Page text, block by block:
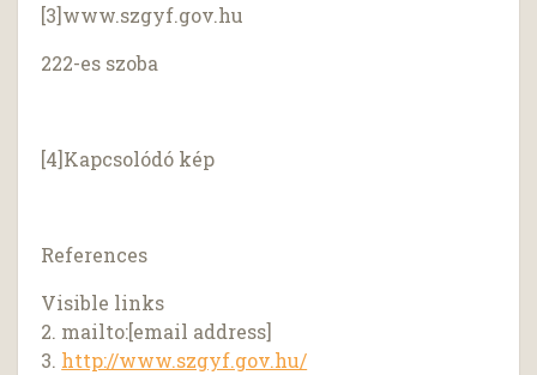
[3]www.szgyf.gov.hu
222-es szoba
[4]Kapcsolódó kép
References
Visible links
2. mailto:[email address]
3. http://www.szgyf.gov.hu/